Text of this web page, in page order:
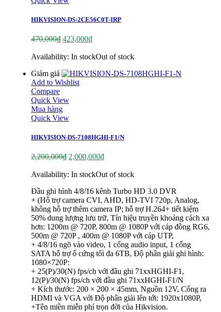
HIKVISION-DS-2CE56C0T-IRP
470,000₫ 423,000₫
Availability: In stockOut of stock
Giảm giá
Add to Wishlist
Compare
Quick View
Mua hàng
Quick View
HIKVISION-DS-7108HGHI-F1/N
2,200,000₫ 2,000,000₫
Availability: In stockOut of stock
Đầu ghi hình 4/8/16 kênh Turbo HD 3.0 DVR
+ (Hỗ trợ camera CVI, AHD, HD-TVI 720p, Analog,
không hỗ trợ thêm camera IP; hỗ trợ H.264+ tiết kiệm
50% dung lượng lưu trữ, Tín hiệu truyền khoảng cách xa
hơn: 1200m @ 720P, 800m @ 1080P với cáp đồng RG6,
500m @ 720P , 400m @ 1080P với cáp UTP,
+ 4/8/16 ngõ vào video, 1 cổng audio input, 1 cổng
SATA hỗ trợ ổ cứng tối đa 6TB, Độ phân giải ghi hình:
1080×720P:
+ 25(P)/30(N) fps/ch với đầu ghi 71xxHGHI-F1,
12(P)/30(N) fps/ch với đầu ghi 71xxHGHI-F1/N
+ Kích thước: 200 × 200 × 45mm, Nguồn 12V, Cổng ra
HDMI và VGA với Độ phân giải lên tới: 1920x1080P,
+Tên miền miễn phí trọn đời của Hikvision.